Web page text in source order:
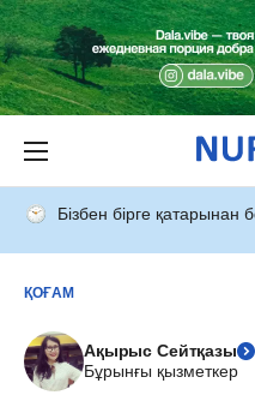
Бізбен бірге қатарынан
ҚОҒАМ
Ақырыс Сейтқазы
Бұрынғы қызметкер